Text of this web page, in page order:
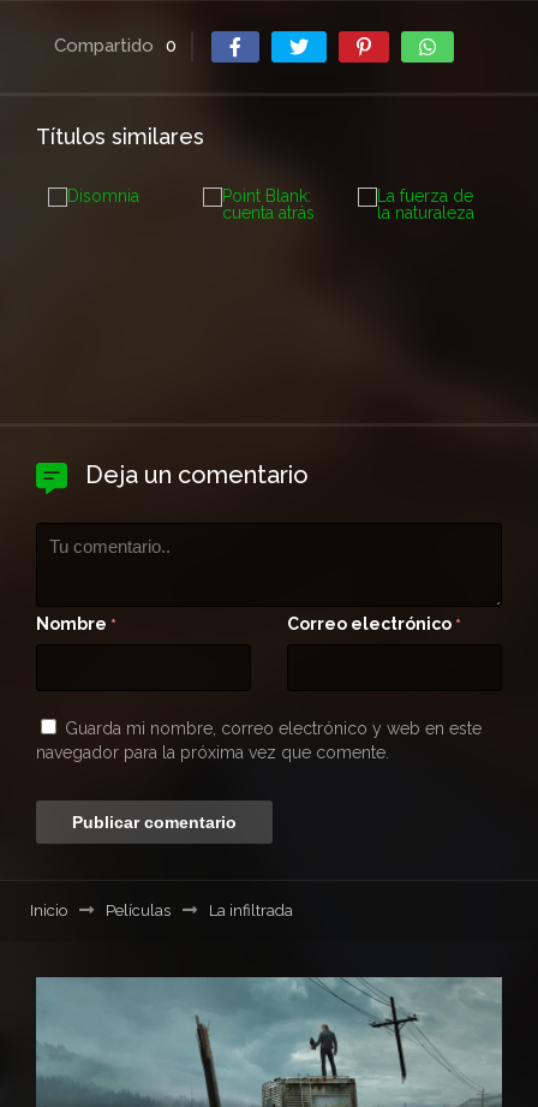
Compartido 0
Títulos similares
Deja un comentario
Nombre * Correo electrónico *
Guarda mi nombre, correo electrónico y web en este
navegador para la próxima vez que comente.
Inicio Películas La infiltrada